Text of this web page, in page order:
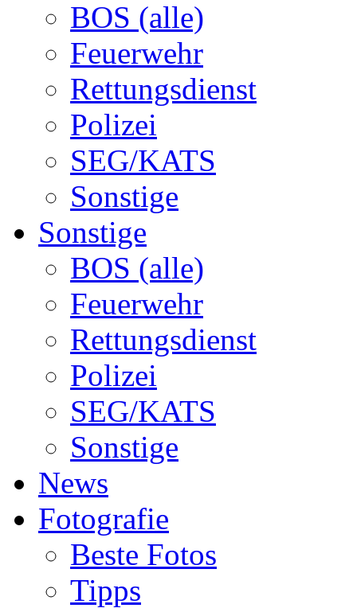
BOS (alle)
Feuerwehr
Rettungsdienst
Polizei
SEG/KATS
Sonstige
Sonstige
BOS (alle)
Feuerwehr
Rettungsdienst
Polizei
SEG/KATS
Sonstige
News
Fotografie
Beste Fotos
Tipps